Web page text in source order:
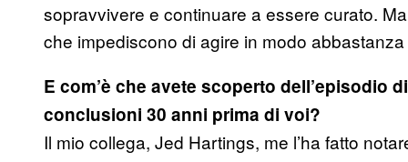
sopravvivere e continuare a essere curato.
che impediscono di agire in modo
E com’è che avete scoperto dell’episodio di
conclusioni 30 anni prima di voi?
Il mio collega, Jed Hartings, me l’ha fatto